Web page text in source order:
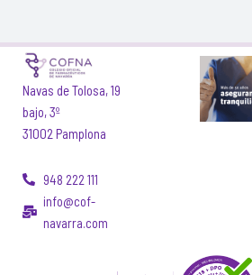
Navas de Tolosa, 19
bajo, 3º
31002 Pamplona
948 222 111
info@cof-
navarra.com